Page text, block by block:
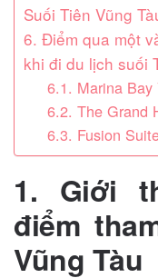
Suối Tiên Vũng
6. Điểm qua một
khi đi du lịch suối
6.1. Marina Bay
6.2. The Grand
6.3. Fusion
1. Giới
điểm
Vũng Tàu